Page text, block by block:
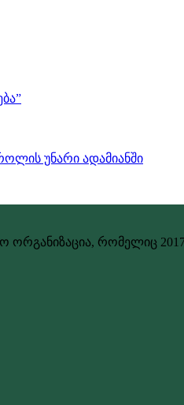
უნარი ადამიანში
რომელიც